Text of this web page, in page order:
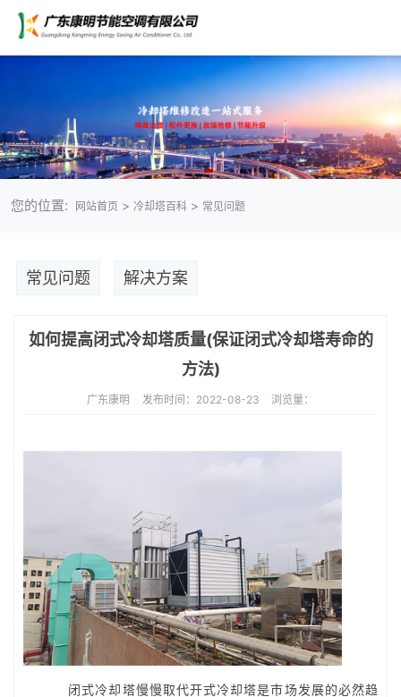
您的位置: 网站首页 > 冷却塔百科> 常见问题
常见问题 解决方案
如何提高闭式冷却塔质量(保证闭式冷却塔寿命的
方法)
广东康明 发布时间：2022-08-23 浏览量：
闭式冷却塔慢慢取代开式冷却塔是市场发展的必然趋